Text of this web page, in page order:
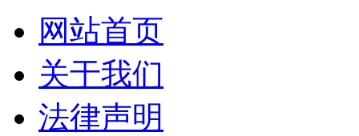
网站首页
关于我们
法律声明